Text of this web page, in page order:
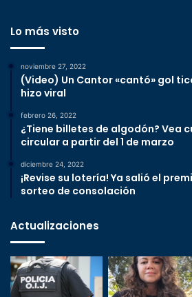
Lo más visto
noviembre 27, 2022
(Video) Un Cantor «cantó» gol
hizo viral
febrero 26, 2022
¿Tiene billetes de algodón? Vea
circular a partir del 1 de marzo
diciembre 24, 2022
¡Revise su lotería! Ya salió el
sorteo de consolación
Actualizaciones